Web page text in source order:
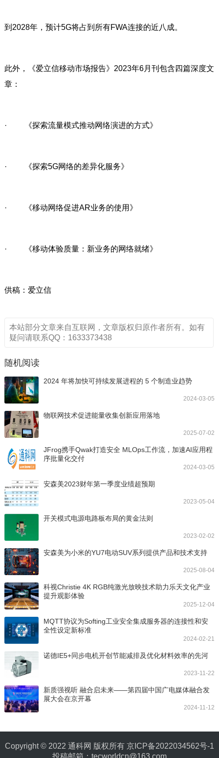
到2028年，预计5G将占到所有FWA连接的近八成。
此外，《爱立信移动市场报告》2023年6月刊包含四篇深度文
章：
· 《探索流量模式推动网络演进的方式》
· 《探索5G网络的差异化服务》
· 《移动网络促进AR业务的使用》
· 《移动体验质量：新业务的网络就绪》
供稿：爱立信
本站部分文章来自互联网，文章版权归原作者所有。如有
疑问请联系QQ：1633373438
随机阅读
2024 年将加快可持续发展进程的 5 个制造业趋势
2024-03-05
物联网技术促进能量收集创新应用落地
2025-07-02
JFrog携手Qwak打造安全 MLOps工作流，加速AI应用程
序批量化交付
2024-03-05
安森美2023财年第一季度业绩超预期
2023-05-04
开关模式电源电路板布局的黄金法则
2023-02-02
安森美为小米的YU7电动SUV系列提供产品和技术支持
2025-08-04
科视Christie 4K RGB纯激光放映技术助力乐天文化产业
提升观影体验
2025-12-04
MQTT协议为Softing工业安全集成服务器的连接性和安
全性设定新标准
2024-02-21
诺德IE5+同步电机开创节能减排及优化材料效率的先河
2023-11-22
新质强视听 融合启未来——第四届中国广电媒体融合发
展大会在京开幕
2024-11-12
Copyright © 2022 通科网 版权所有 京ICP备2022034562号-1
投稿邮箱：tecworldcn@163.com